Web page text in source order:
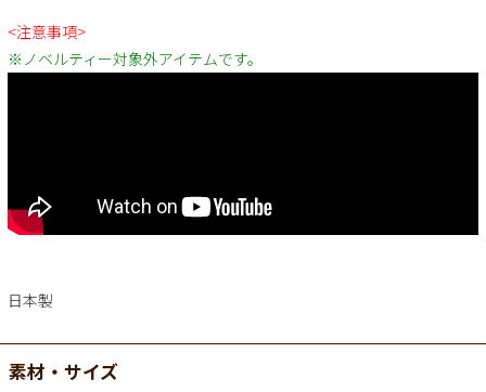
<注意事項>
※ノベルティー対象外アイテムです。
日本製
素材・サイズ